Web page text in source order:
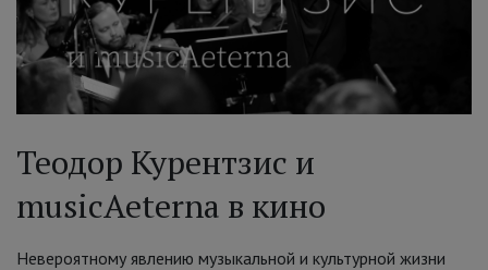
Теодор Курентзис и
musicAeterna в кино
Невероятному явлению музыкальной и культурной жизни